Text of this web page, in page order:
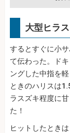
大型ヒラ
するとすぐに小
て伝わった。ド
ングした中指を
ときのハリスは
ラスズキ程度に
た！
ヒットしたとき